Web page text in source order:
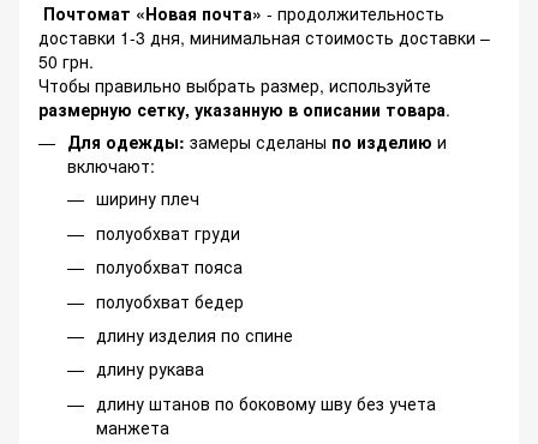
Почтомат «Новая почта» - продолжительность
доставки 1-3 дня, минимальная стоимость доставки –
50 грн.
Чтобы правильно выбрать размер, используйте
размерную сетку, указанную в описании товара.
Для одежды: замеры сделаны по изделию и
включают:
ширину плеч
полуобхват груди
полуобхват пояса
полуобхват бедер
длину изделия по спине
длину рукава
длину штанов по боковому шву без учета
манжета